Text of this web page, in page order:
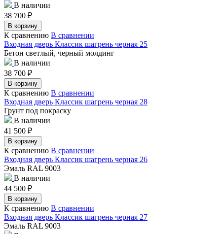
В наличии
38 700 ₽
В корзину
К сравнению В сравнении
Входная дверь Классик шагрень черная 25
Бетон светлый, черный молдинг
В наличии
38 700 ₽
В корзину
К сравнению В сравнении
Входная дверь Классик шагрень черная 28
Грунт под покраску
В наличии
41 500 ₽
В корзину
К сравнению В сравнении
Входная дверь Классик шагрень черная 26
Эмаль RAL 9003
В наличии
44 500 ₽
В корзину
К сравнению В сравнении
Входная дверь Классик шагрень черная 27
Эмаль RAL 9003